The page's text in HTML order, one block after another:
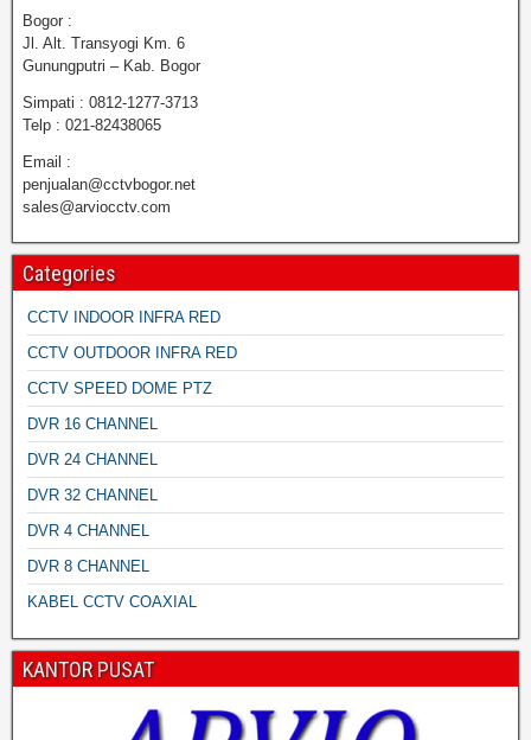
Bogor :
Jl. Alt. Transyogi Km. 6
Gunungputri – Kab. Bogor
Simpati : 0812-1277-3713
Telp : 021-82438065
Email :
penjualan@cctvbogor.net
sales@arviocctv.com
Categories
CCTV INDOOR INFRA RED
CCTV OUTDOOR INFRA RED
CCTV SPEED DOME PTZ
DVR 16 CHANNEL
DVR 24 CHANNEL
DVR 32 CHANNEL
DVR 4 CHANNEL
DVR 8 CHANNEL
KABEL CCTV COAXIAL
KANTOR PUSAT